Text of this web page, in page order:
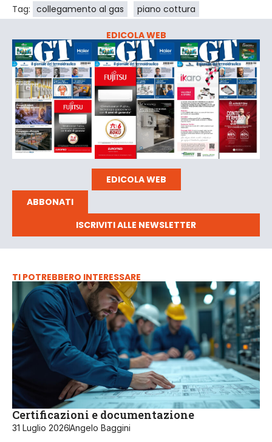
Tag: collegamento al gas piano cottura
EDICOLA WEB
EDICOLA WEB
ABBONATI
ISCRIVITI ALLE NEWSLETTER
TI POTREBBERO INTERESSARE
Certificazioni e documentazione
31 Luglio 2026Angelo Baggini